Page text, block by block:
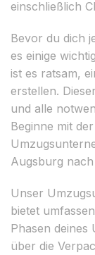
einschließlich
Bevor du dich
es einige
ist es ratsam,
erstellen.
und alle
Beginne mit
Augsburg
Unser
bietet
Phasen deines
über die